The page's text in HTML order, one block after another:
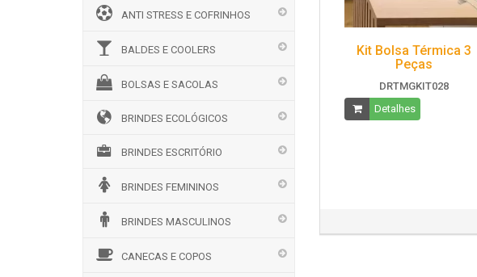
ANTI STRESS E COFRINHOS
BALDES E COOLERS
BOLSAS E SACOLAS
BRINDES ECOLÓGICOS
BRINDES ESCRITÓRIO
BRINDES FEMININOS
BRINDES MASCULINOS
CANECAS E COPOS
Kit Bolsa Térmica 3
Peças
DRTMGKIT028
Detalhes